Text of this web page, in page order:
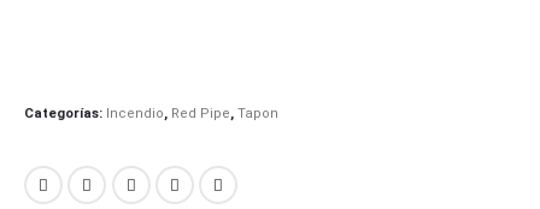
Categorías: Incendio, Red Pipe, Tapon